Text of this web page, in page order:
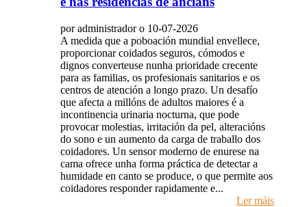
por administrador o 10-07-2026
A medida que a poboación mundial envellece,
proporcionar coidados seguros, cómodos e
dignos converteuse nunha prioridade crecente
para as familias, os profesionais sanitarios e os
centros de atención a longo prazo. Un desafío
que afecta a millóns de adultos maiores é a
incontinencia urinaria nocturna, que pode
provocar molestias, irritación da pel, alteracións
do sono e un aumento da carga de traballo dos
coidadores. Un sensor moderno de enurese na
cama ofrece unha forma práctica de detectar a
humidade en canto se produce, o que permite aos
coidadores responder rapidamente e...
Ler máis